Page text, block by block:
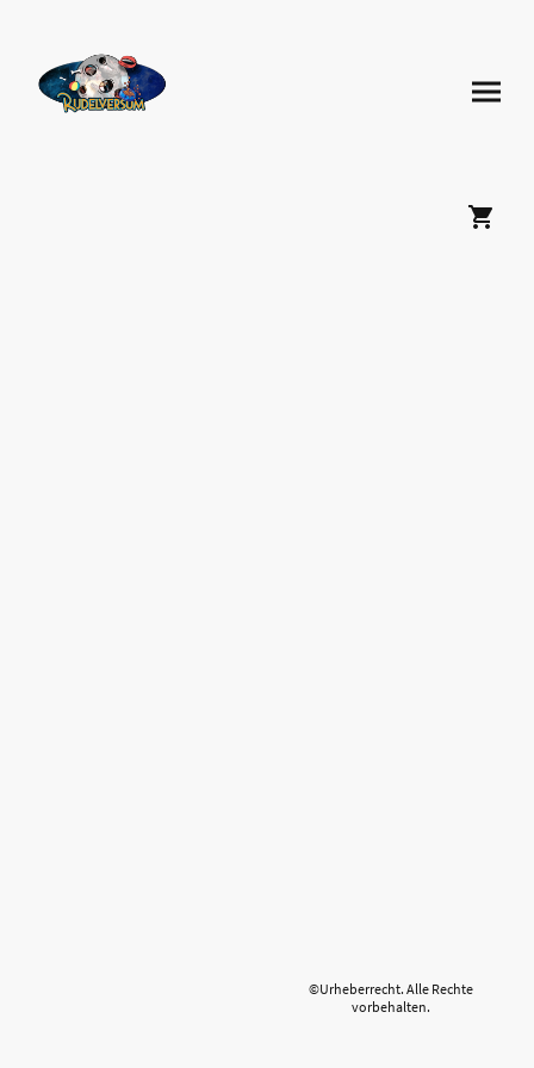
©Urheberrecht. Alle Rechte
vorbehalten.